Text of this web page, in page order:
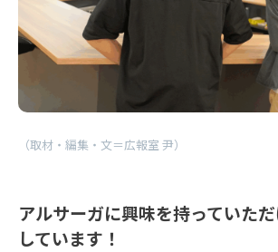
（取材・編集・文＝広報室 尹）
アルサーガに興味を持っていた
しています！